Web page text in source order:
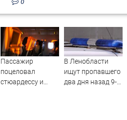
0
Пассажир
поцеловал
стюардессу и
В Ленобласти
ищут пропавшего
два дня назад 9-